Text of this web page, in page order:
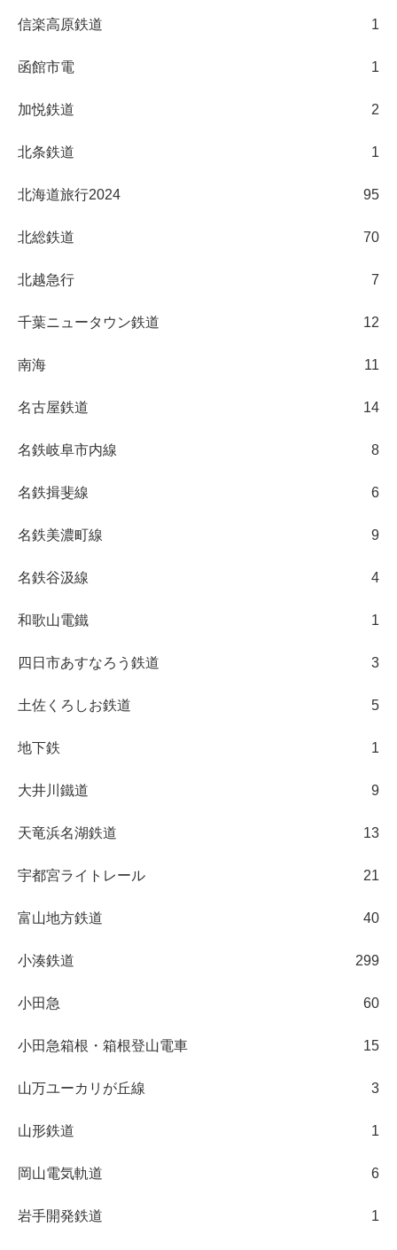
信楽高原鉄道 1
函館市電 1
加悦鉄道 2
北条鉄道 1
北海道旅行2024 95
北総鉄道 70
北越急行 7
千葉ニュータウン鉄道 12
南海 11
名古屋鉄道 14
名鉄岐阜市内線 8
名鉄揖斐線 6
名鉄美濃町線 9
名鉄谷汲線 4
和歌山電鐵 1
四日市あすなろう鉄道 3
土佐くろしお鉄道 5
地下鉄 1
大井川鐵道 9
天竜浜名湖鉄道 13
宇都宮ライトレール 21
富山地方鉄道 40
小湊鉄道 299
小田急 60
小田急箱根・箱根登山電車 15
山万ユーカリが丘線 3
山形鉄道 1
岡山電気軌道 6
岩手開発鉄道 1